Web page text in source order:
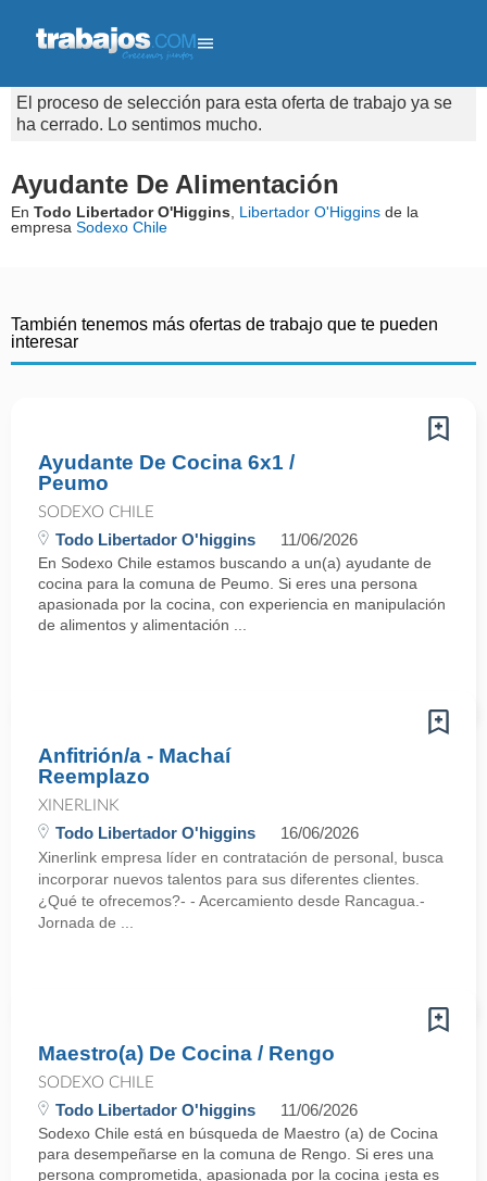
El proceso de selección para esta oferta de trabajo ya se
ha cerrado. Lo sentimos mucho.
Ayudante De Alimentación
En Todo Libertador O'Higgins Libertador O'Higgins de la
empresa Sodexo Chile
También tenemos más ofertas de trabajo que te pueden
interesar
Ayudante De Cocina 6x1 /
Peumo
SODEXO CHILE
Todo Libertador O'higgins 11/06/2026
En Sodexo Chile estamos buscando a un(a) ayudante de
cocina para la comuna de Peumo. Si eres una persona
apasionada por la cocina, con experiencia en manipulación
de alimentos y alimentación ...
Anfitrión/a - Machaí
Reemplazo
XINERLINK
Todo Libertador O'higgins 16/06/2026
Xinerlink empresa líder en contratación de personal, busca
incorporar nuevos talentos para sus diferentes clientes.
¿Qué te ofrecemos?- - Acercamiento desde Rancagua.-
Jornada de ...
Maestro(a) De Cocina / Rengo
SODEXO CHILE
Todo Libertador O'higgins 11/06/2026
Sodexo Chile está en búsqueda de Maestro (a) de Cocina
para desempeñarse en la comuna de Rengo. Si eres una
persona comprometida, apasionada por la cocina ¡esta es